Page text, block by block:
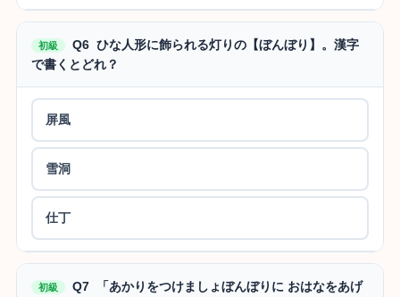
初級
Q6 ひな人形に飾られる灯りの【ぼんぼり】。漢字
で書くとどれ？
屏風
雪洞
仕丁
初級
Q7 「あかりをつけましょぼんぼりに おはなをあげ